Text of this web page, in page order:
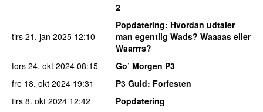
2
tirs 21. jan 2025 12:10
Popdatering: Hvordan udtaler
man egentlig Wads? Waaaas eller
Waarrrs?
tors 24. okt 2024 08:15
Go’ Morgen P3
fre 18. okt 2024 19:31 P3 Guld: Forfesten
tirs 8. okt 2024 12:42
Popdatering